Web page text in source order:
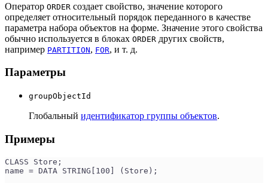
Оператор ORDER создает свойство, значение которого
определяет относительный порядок переданного в качестве
параметра набора объектов на форме. Значение этого свойства
обычно используется в блоках ORDER других свойств,
например PARTITION, FOR, и т. д.
Параметры
groupObjectId
Глобальный идентификатор группы объектов.
Примеры
CLASS Store;
name = DATA STRING[100] (Store);